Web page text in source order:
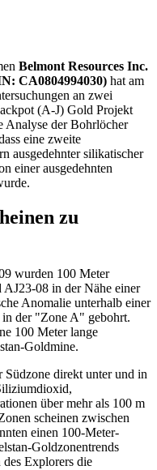
Belmont Resources Inc.
CA0804994030) hat am
an zwei
(A-J) Gold Projekt
Analyse der Bohrlöcher
eine zweite
ausgedehnter silikatischer
einer ausgedehnten
zu
wurden 100 Meter
08 in der Nähe einer
Anomalie unterhalb einer
der "Zone A" gebohrt.
100 Meter lange
Goldmine.
direkt unter und in
über mehr als 100 m
scheinen zwischen
einen 100-Meter-
Goldzonentrends
Explorers die